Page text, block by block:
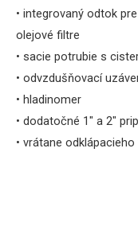
• integrovaný odtok
olejové filtre
• sacie potrubie s
• odvzdušňovací
• hladinomer
• dodatočné 1″ a 2″
• vrátane odklápacieho